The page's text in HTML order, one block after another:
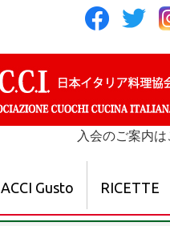
入会のご案内
ACCI Gusto RICETTE